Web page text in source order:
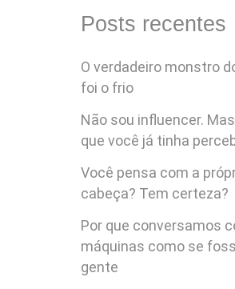
Posts recentes
O verdadeiro monstro
foi o frio
Não sou influencer.
que você já tinha
Você pensa com a
cabeça? Tem certeza?
Por que conversamos
máquinas como se
gente